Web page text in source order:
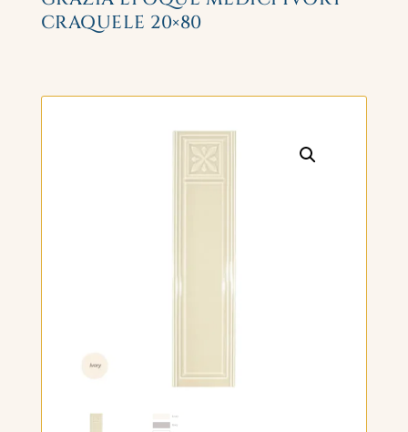
CRAQUELE 20×80